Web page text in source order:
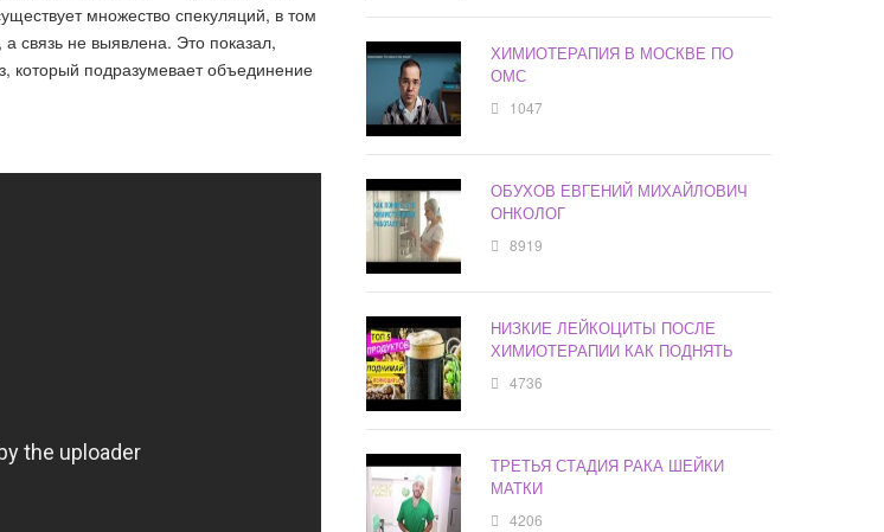
множество спекуляций, в том
связь не выявлена. Это показал,
который подразумевает объединение
ХИМИОТЕРАПИЯ В МОСКВЕ ПО
ОМС
1047
ОБУХОВ ЕВГЕНИЙ МИХАЙЛОВИЧ
ОНКОЛОГ
8919
НИЗКИЕ ЛЕЙКОЦИТЫ ПОСЛЕ
ХИМИОТЕРАПИИ КАК ПОДНЯТЬ
4736
ТРЕТЬЯ СТАДИЯ РАКА ШЕЙКИ
МАТКИ
4206